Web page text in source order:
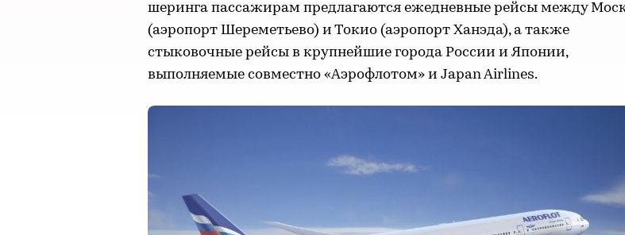
шеринга пассажирам предлагаются ежедневные рейсы между
(аэропорт Шереметьево) и Токио (аэропорт Ханэда), а также
стыковочные рейсы в крупнейшие города России и Японии,
выполняемые совместно «Аэрофлотом» и Japan Airlines.